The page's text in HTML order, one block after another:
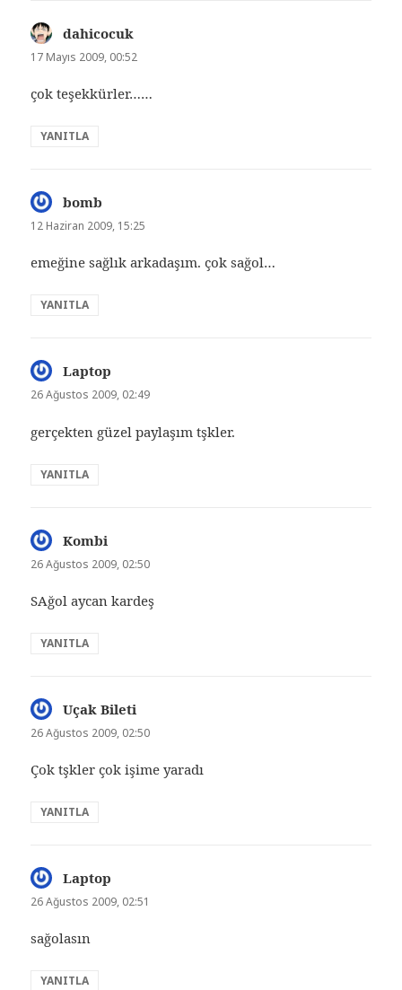
dahicocuk
ki:
17 Mayıs 2009, 00:52
çok teşekkürler……
YANITLA
bomb
ki:
12 Haziran 2009, 15:25
emeğine sağlık arkadaşım. çok sağol…
YANITLA
Laptop
ki:
26 Ağustos 2009, 02:49
gerçekten güzel paylaşım tşkler.
YANITLA
Kombi
ki:
26 Ağustos 2009, 02:50
SAğol aycan kardeş
YANITLA
Uçak Bileti
ki:
26 Ağustos 2009, 02:50
Çok tşkler çok işime yaradı
YANITLA
Laptop
ki:
26 Ağustos 2009, 02:51
sağolasın
YANITLA